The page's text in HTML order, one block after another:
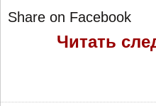
Share on Facebook
Читать